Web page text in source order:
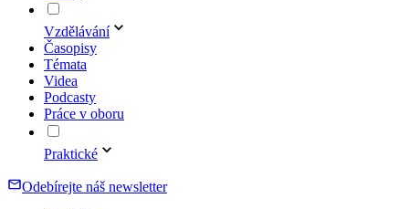
Vzdělávání
Časopisy
Témata
Videa
Podcasty
Práce v oboru
Praktické
Odebírejte náš newsletter